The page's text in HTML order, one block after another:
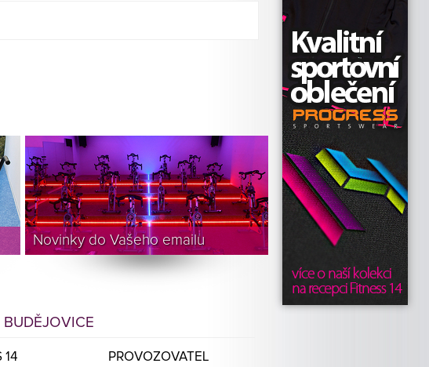
Novinky do Vašeho emailu
BUDĚJOVICE
14 PROVOZOVATEL